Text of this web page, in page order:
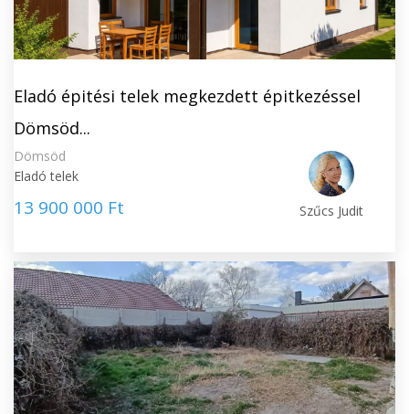
Eladó épitési telek megkezdett épitkezéssel
Dömsöd...
Dömsöd
Eladó telek
13 900 000 Ft Szűcs Judit